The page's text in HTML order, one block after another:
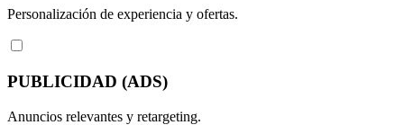
Personalización de experiencia y ofertas.
PUBLICIDAD (ADS)
Anuncios relevantes y retargeting.